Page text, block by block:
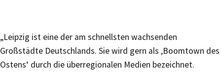
„Leipzig ist eine der am schnellsten wachsenden
Großstädte Deutschlands. Sie wird gern als ‚Boomtown des
Ostens‘ durch die überregionalen Medien bezeichnet.